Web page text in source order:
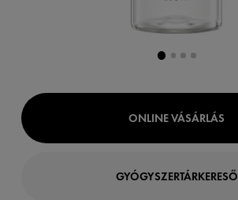
ONLINE VÁSÁRLÁS
GYÓGYSZERTÁRKERESŐ